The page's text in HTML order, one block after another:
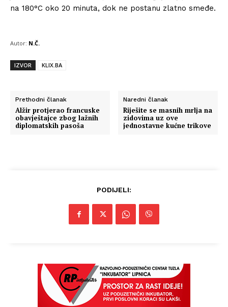
na 180°C oko 20 minuta, dok ne postanu zlatno smeđe.
Autor: N.Č.
IZVOR KLIX.BA
Prethodni članak
Alžir protjerao francuske
obavještajce zbog lažnih
diplomatskih pasoša
Naredni članak
Riješite se masnih mrlja na
zidovima uz ove
jednostavne kućne trikove
PODIJELI: